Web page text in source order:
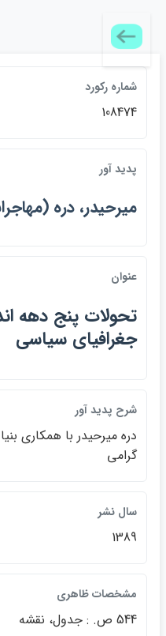
شماره ركورد
108474
پديد آور
ميرحيدر، دره (مهاجراني
عنوان
تحولات پنج دهه
جغرافياي سياسي
شرح پديد آور
دره ميرحيدر با همكاري
گرامي
سال نشر
1389
مشخصات ظاهري
544 ص. : جدول، نقشه